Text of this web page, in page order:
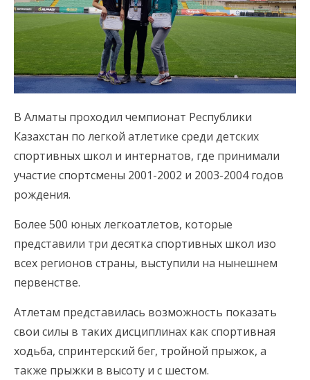
В Алматы проходил чемпионат Республики
Казахстан по легкой атлетике среди детских
спортивных школ и интернатов, где принимали
участие спортсмены 2001-2002 и 2003-2004 годов
рождения.
Более 500 юных легкоатлетов, которые
представили три десятка спортивных школ изо
всех регионов страны, выступили на нынешнем
первенстве.
Атлетам представилась возможность показать
свои силы в таких дисциплинах как спортивная
ходьба, спринтерский бег, тройной прыжок, а
также прыжки в высоту и с шестом.